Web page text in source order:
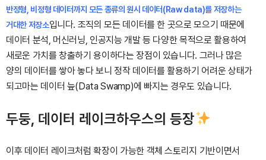
반정형, 비정형 데이터까지 모든 종류의 원시 데이터(Raw data)를 저장하는
거대한 저장소입니다. 조직의 모든 데이터를 한 곳으로 모으기 때문에
데이터 분석, 머신러닝, 인공지능 개발 등 다양한 목적으로활용하여
새로운 가치를 창출하기 용이하다는 장점이 있습니다. 그러나 많은
양의 데이터를 쌓아 놓다 보니 정작 데이터를 활용하기 어려운 상태가
되고마는 데이터 늪(Data Swamp)에 빠지는 경우도 있습니다.
두둥, 데이터 레이크하우스의 등장
이후 데이터 레이크처럼 확장이 가능한 객체 스토리지 기반이면서